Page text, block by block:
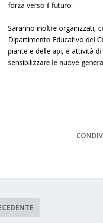
forza verso il futuro.
Saranno inoltre organizzati,
Dipartimento Educativo del
piante e delle api, e attività
sensibilizzare le nuove